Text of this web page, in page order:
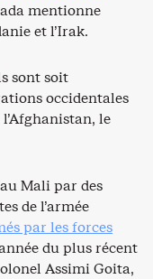
mentionne
et l’Irak.
sont soit
occidentales
le
Mali par des
de l’armée
par les forces
du plus récent
Assimi Goita,